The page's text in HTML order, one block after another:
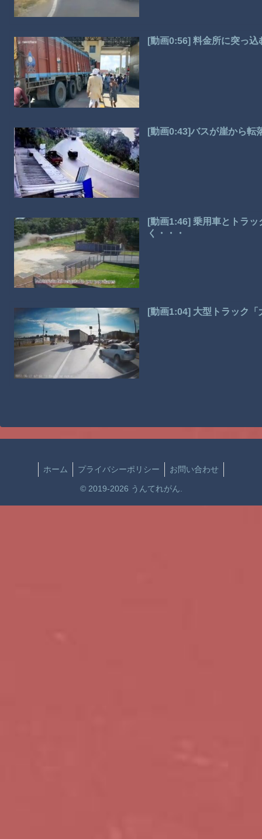
[動画0:56] 料金所に突っ
[動画0:43]バスが崖から転
[動画1:46] 乗用車とトラ
く・・・
[動画1:04] 大型トラック
ホーム プライバシーポリシー お問い合わせ
© 2019-2026 うんてれがん.